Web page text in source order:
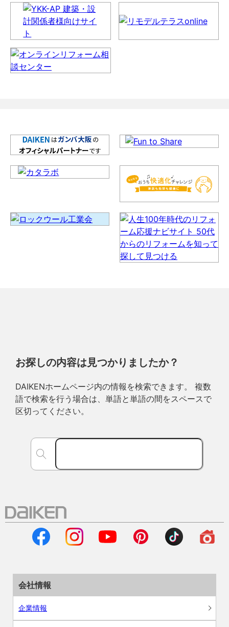
お探しの内容は見つかりましたか？
DAIKENホームページ内の情報を検索できます。 複数
語で検索を行う場合は、単語と単語の間をスペースで
区切ってください。
会社情報
企業情報